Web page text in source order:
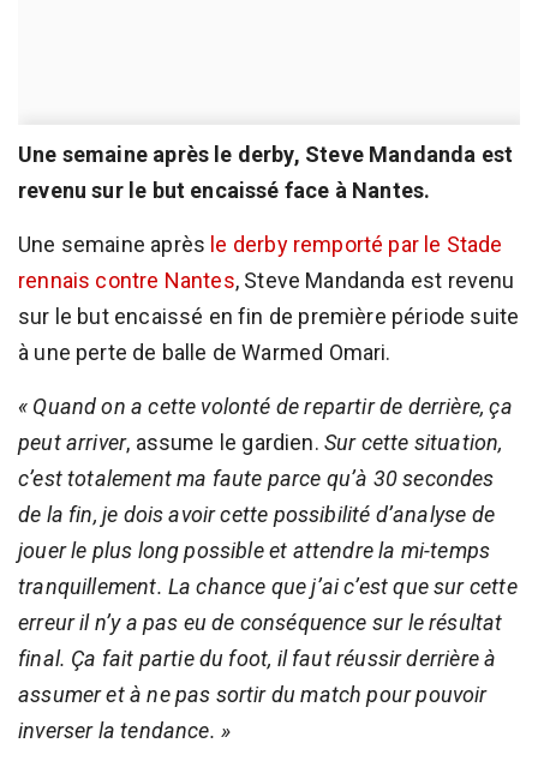
Une semaine après le derby, Steve Mandanda est
revenu sur le but encaissé face à Nantes.
Une semaine après le derby remporté par le Stade
rennais contre Nantes, Steve Mandanda est revenu
sur le but encaissé en fin de première période suite
à une perte de balle de Warmed Omari.
« Quand on a cette volonté de repartir de derrière, ça
peut arriver, assume le gardien. Sur cette situation,
c’est totalement ma faute parce qu’à 30 secondes
de la fin, je dois avoir cette possibilité d’analyse de
jouer le plus long possible et attendre la mi-temps
tranquillement. La chance que j’ai c’est que sur cette
erreur il n’y a pas eu de conséquence sur le résultat
final. Ça fait partie du foot, il faut réussir derrière à
assumer et à ne pas sortir du match pour pouvoir
inverser la tendance. »